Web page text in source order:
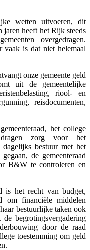
wetten uitvoeren, dit
jaren heeft het Rijk steeds
overgedragen.
is dat niet helemaal
onze gemeente geld
uit de gemeentelijke
riool- en
reisdocumenten,
het college
dragen zorg voor het
bestuur met het
de gemeenteraad
B&W te controleren en
is het recht van budget,
om financiële middelen
bestuurlijke taken ook
begrotingsvergadering
door de raad
toestemming om geld